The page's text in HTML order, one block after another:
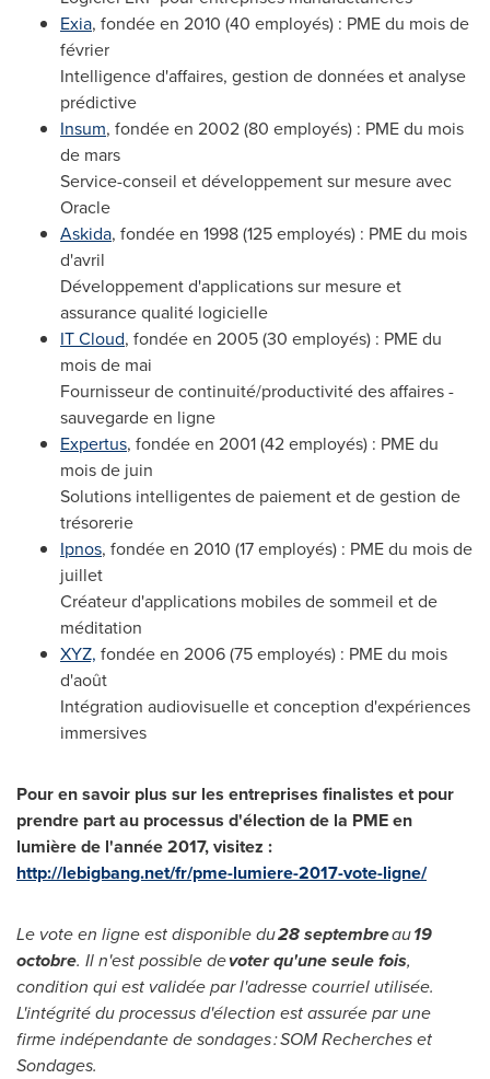
Exia, fondée en 2010 (40 employés) : PME du mois de
février
Intelligence d'affaires, gestion de données et analyse
prédictive
Insum, fondée en 2002 (80 employés) : PME du mois
de mars
Service-conseil et développement sur mesure avec
Oracle
Askida, fondée en 1998 (125 employés) : PME du mois
d'avril
Développement d'applications sur mesure et
assurance qualité logicielle
IT Cloud, fondée en 2005 (30 employés) : PME du
mois de mai
Fournisseur de continuité/productivité des affaires -
sauvegarde en ligne
Expertus, fondée en 2001 (42 employés) : PME du
mois de juin
Solutions intelligentes de paiement et de gestion de
trésorerie
Ipnos, fondée en 2010 (17 employés) : PME du mois de
juillet
Créateur d'applications mobiles de sommeil et de
méditation
XYZ, fondée en 2006 (75 employés) : PME du mois
d'août
Intégration audiovisuelle et conception d'expériences
immersives
Pour en savoir plus sur les entreprises finalistes et pour
prendre part au processus d'élection de la PME en
lumière de l'année 2017, visitez :
http://lebigbang.net/fr/pme-lumiere-2017-vote-ligne/
Le vote en ligne est disponible du28 septembreau19
octobre. Il n'est possible devoter qu'une seule fois,
condition qui est validée par l'adresse courriel utilisée.
L'intégrité du processus d'élection est assurée par une
firme indépendante de sondages : SOM Recherches et
Sondages.